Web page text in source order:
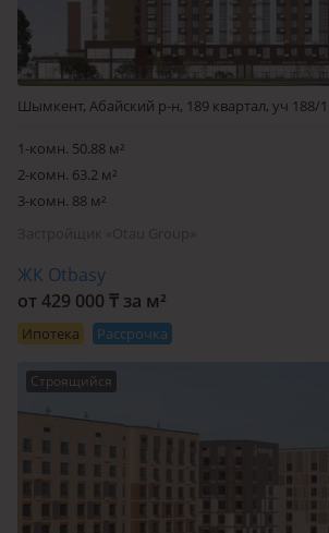
безопасность.
Зоны отдыха с качелями, скамейками и
создают уютную атмосферу для
идеальное место, чтобы насладиться
Шымкент, Абайский р-н, 189 квартал, уч 188/1
1-комн. 50.88 м²
2-комн. 63.2 м²
3-комн. 88 м²
ЖК Otbasy
от 429 000 ₸ за м²
Ипотека Рассрочка
Строящийся